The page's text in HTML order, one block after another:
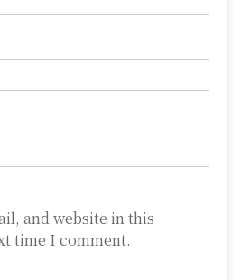
and website in this
time I comment.